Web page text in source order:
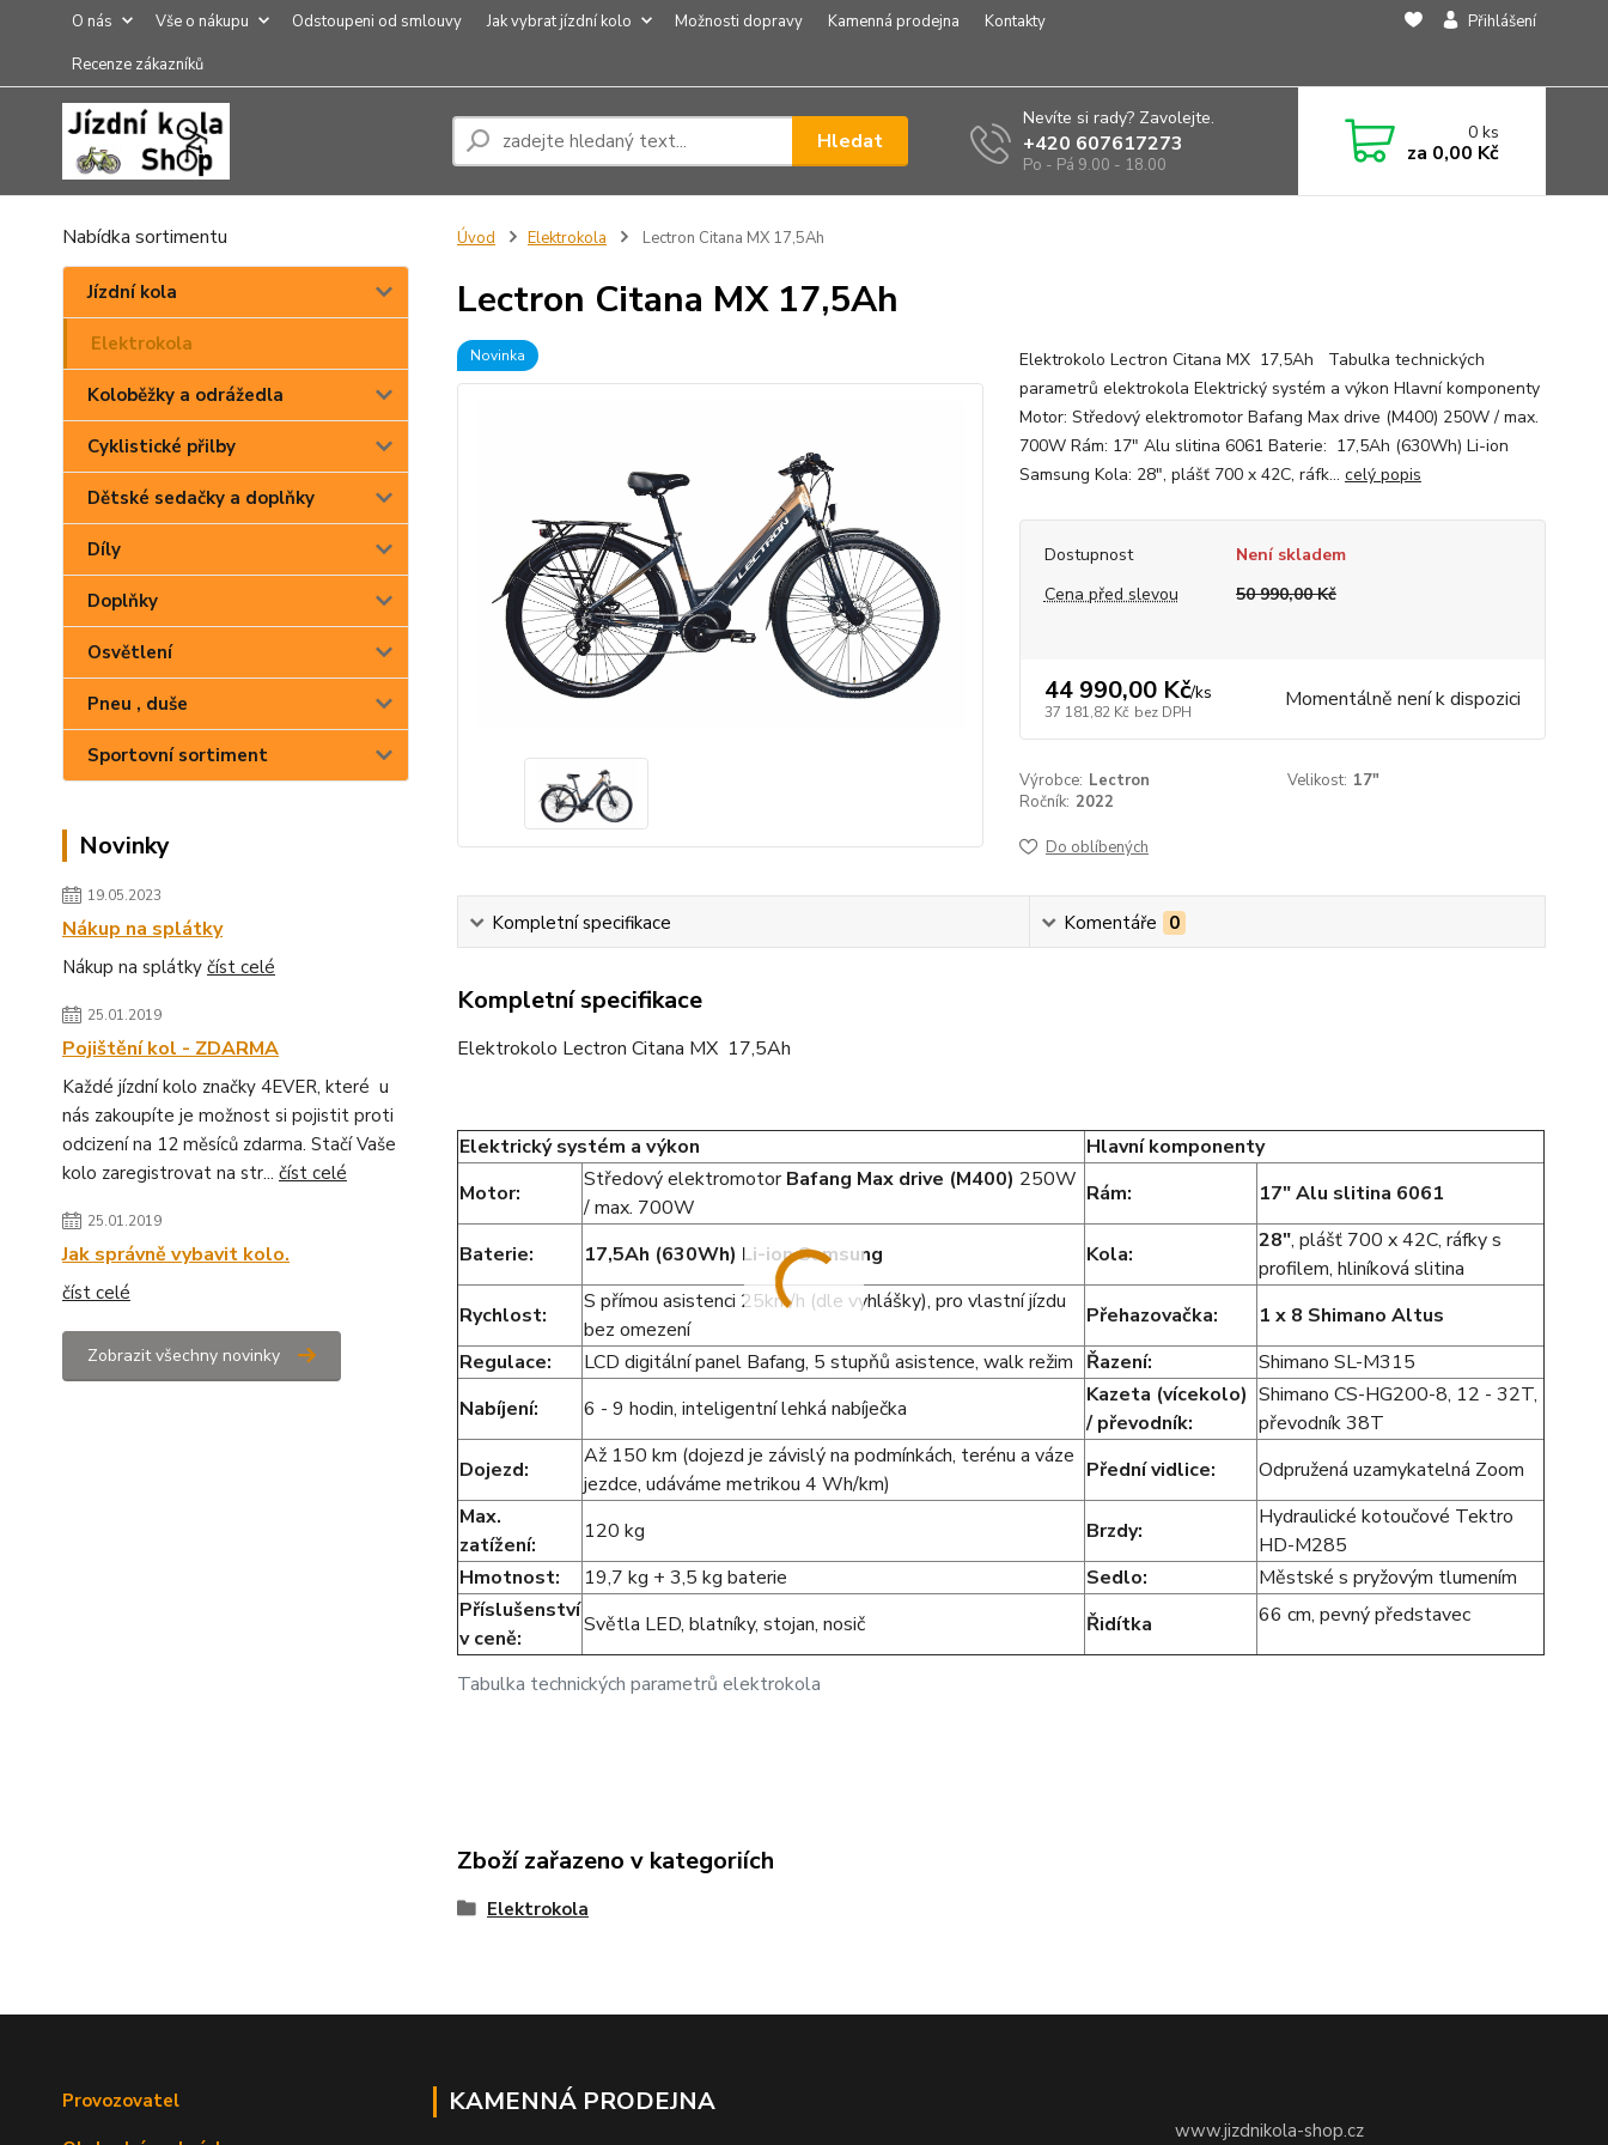
O nás Vše o nákupu Odstoupeni od smlouvy Jak vybrat jízdní kolo Možnosti dopravy Kamenná prodejna
Kontakty
Recenze zákazníků
Přihlášení
Hledat
Nevíte si rady? Zavolejte.
+420 607617273
Po - Pá 9.00 - 18.00
0ks
za 0,00 Kč
Nabídka sortimentu
Jízdní kola
Elektrokola
Koloběžky a odrážedla
Cyklistické přilby
Dětské sedačky a doplňky
Díly
Doplňky
Osvětlení
Pneu , duše
Sportovní sortiment
Novinky
19.05.2023
Nákup na splátky
Nákup na splátky číst celé
25.01.2019
Pojištění kol - ZDARMA
Každé jízdní kolo značky 4EVER, které u
nás zakoupíte je možnost si pojistit proti
odcizení na 12 měsíců zdarma. Stačí Vaše
kolo zaregistrovat na str... číst celé
25.01.2019
Jak správně vybavit kolo.
číst celé
Zobrazit všechny novinky
Úvod Elektrokola Lectron Citana MX 17,5Ah
Lectron Citana MX 17,5Ah
Novinka
Elektrokolo Lectron Citana MX 17,5Ah Tabulka technických
parametrů elektrokola Elektrický systém a výkon Hlavní komponenty
Motor: Středový elektromotor Bafang Max drive (M400) 250W / max.
700W Rám: 17" Alu slitina 6061 Baterie: 17,5Ah (630Wh) Li-ion
Samsung Kola: 28", plášť 700 x 42C, ráfk... celý popis
Dostupnost
Není skladem
Cena před slevou
50 990,00 Kč
44 990,00 Kč/ks
37 181,82 Kč bez DPH Momentálně není k dispozici
Výrobce: Lectron Velikost: 17"
Ročník: 2022
Do oblíbených
Kompletní specifikace Komentáře 0
Kompletní specifikace
Elektrokolo Lectron Citana MX 17,5Ah
Tabulka technických parametrů elektrokola
Elektrický systém a výkon
Hlavní komponenty
Motor:
Středový elektromotorBafang Max drive (M400) 250W
/ max. 700W
Rám: 17" Alu slitina 6061
Baterie: 17,5Ah (630Wh) Li-ion Samsung Kola:
28", plášť 700 x 42C, ráfky s
profilem, hliníková slitina
Rychlost:
S přímou asistenci 25km/h (dle vyhlášky), pro vlastní jízdu
bez omezení
Přehazovačka: 1 x 8 Shimano Altus
Regulace:
LCD digitální panel Bafang, 5 stupňů asistence, walk režim Řazení:
Shimano SL-M315
Nabíjení:
6 - 9 hodin, inteligentní lehká nabíječka
Kazeta (vícekolo)
/ převodník:
Shimano CS-HG200-8, 12 - 32T,
převodník 38T
Dojezd:
Až 150 km (dojezd je závislý na podmínkách, terénu a váze
jezdce, udáváme metrikou 4 Wh/km)
Přední vidlice:
Odpružená uzamykatelná Zoom
Max.
zatížení:
120 kg Brzdy:
Hydraulické kotoučové Tektro
HD-M285
Hmotnost:
19,7 kg + 3,5 kg baterie Sedlo:
Městské s pryžovým tlumením
Příslušenství
v ceně:
Světla LED, blatníky, stojan, nosič Řidítka 66 cm, pevný představec
Zboží zařazeno v kategoriích
Elektrokola
Provozovatel
KAMENNÁ PRODEJNA
www.jizdnikola-shop.cz